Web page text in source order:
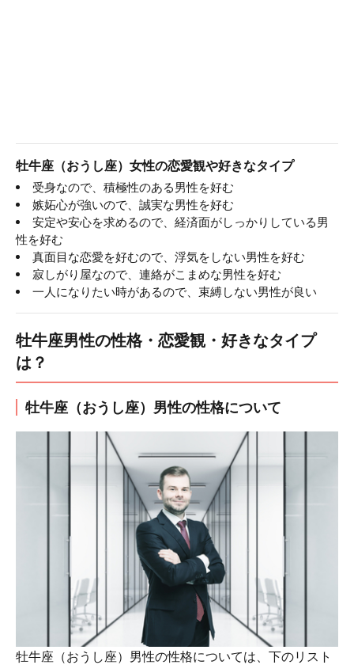
牡牛座（おうし座）女性の恋愛観や好きなタイプ
受身なので、積極性のある男性を好む
嫉妬心が強いので、誠実な男性を好む
安定や安心を求めるので、経済面がしっかりしている男
性を好む
真面目な恋愛を好むので、浮気をしない男性を好む
寂しがり屋なので、連絡がこまめな男性を好む
一人になりたい時があるので、束縛しない男性が良い
牡牛座男性の性格・恋愛観・好きなタイプ
は？
牡牛座（おうし座）男性の性格について
牡牛座（おうし座）男性の性格については、下のリスト